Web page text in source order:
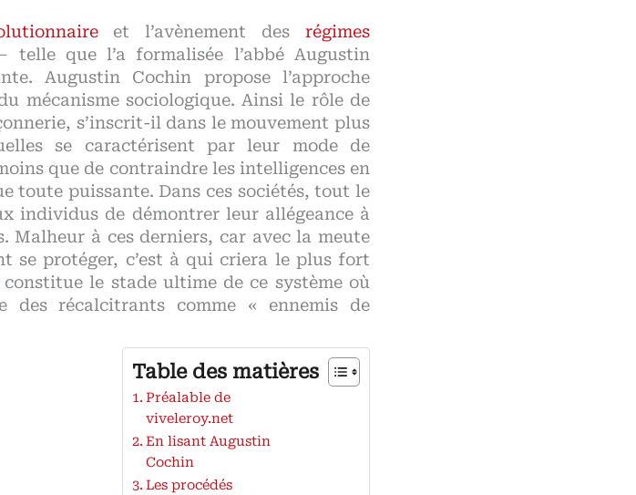
et l’avènement des régimes
que l’a formalisée l’abbé Augustin
Augustin Cochin propose l’approche
mécanisme sociologique. Ainsi le rôle de
s’inscrit-il dans le mouvement plus
se caractérisent par leur mode de
que de contraindre les intelligences en
toute puissante. Dans ces sociétés, tout le
individus de démontrer leur allégeance à
Malheur à ces derniers, car avec la meute
se protéger, c’est à qui criera le plus fort
le stade ultime de ce système où
des récalcitrants comme « ennemis de
Table des matières
Préalable de
viveleroy.net
En lisant Augustin
Cochin
Les procédés